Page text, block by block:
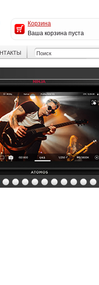
Корзина
Ваша корзина пуста
3 4 5 6 7 8 9 101112